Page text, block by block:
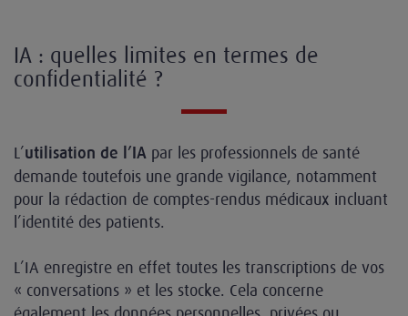
IA : quelles limites en termes de
confidentialité ?
L’utilisation de l’IA par les professionnels de santé
demande toutefois une grande vigilance, notamment
pour la rédaction de comptes-rendus médicaux incluant
l’identité des patients.
L’IA enregistre en effet toutes les transcriptions de vos
« conversations » et les stocke. Cela concerne